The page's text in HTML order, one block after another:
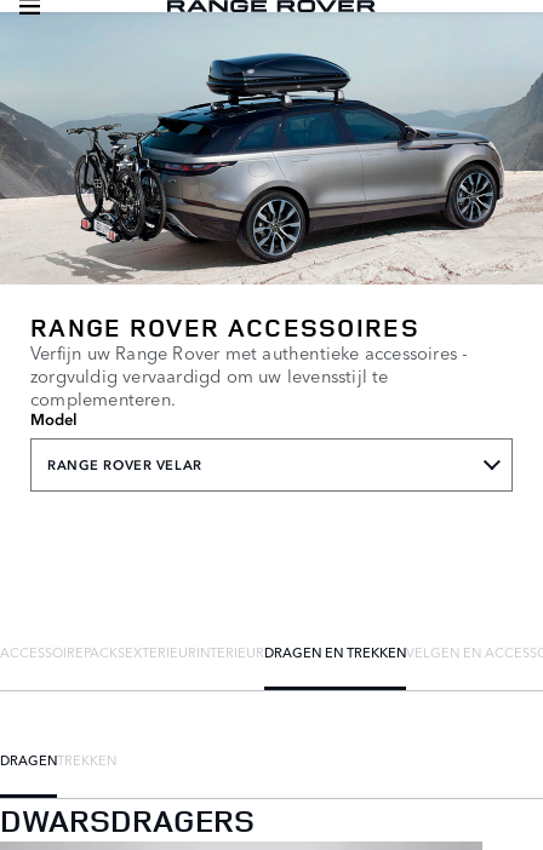
RANGE ROVER ACCESSOIRES
Verfijn uw Range Rover met authentieke accessoires -
zorgvuldig vervaardigd om uw levensstijl te
complementeren.
Model
RANGE ROVER VELAR
ACCESSOIREPACKSEXTERIEURINTERIEURDRAGEN EN TREKKENVELGEN EN
DRAGENTREKKEN
DWARSDRAGERS